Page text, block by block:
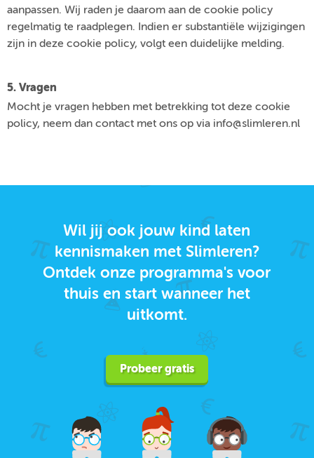
aanpassen. Wij raden je daarom aan de cookie policy
regelmatig te raadplegen. Indien er substantiële wijzigingen
zijn in deze cookie policy, volgt een duidelijke melding.
5. Vragen
Mocht je vragen hebben met betrekking tot deze cookie
policy, neem dan contact met ons op via info@slimleren.nl
Wil jij ook jouw kind laten
kennismaken met Slimleren?
Ontdek onze programma's voor
thuis en start wanneer het
uitkomt.
Probeer gratis